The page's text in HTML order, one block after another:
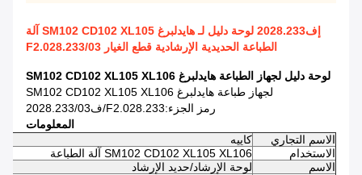
إف2028.233 لوحة دليل لـ هايدلبرغ SM102 CD102 XL105 آلة
الطباعة الحديدية الإرشادية قطع الغيار F2.028.233/03
لوحة دليل لجهاز الطباعة هايدلبرغ SM102 CD102 XL105 XL106
لجهاز طباعة هايدلبرغ SM102 CD102 XL105 XL106
رمز الجزء:F2.028.233/ف2028.233/03
المعلومات
الاسم التجاري
كاييه
الاستخدام
SM102 CD102 XL105 XL106 آلة الطباعة
الاسم
لوحة الإرشاد/حديد الإرشاد